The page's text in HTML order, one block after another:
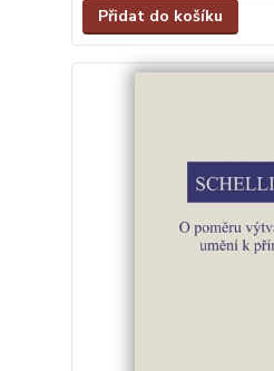
Přidat do košíku